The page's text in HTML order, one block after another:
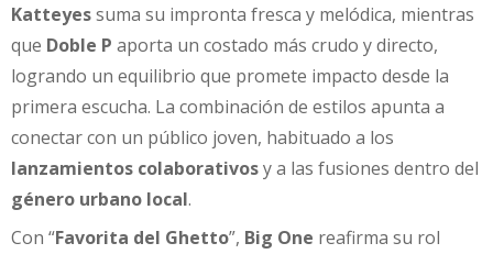
Katteyessuma su impronta fresca y melódica, mientras
que Doble P aporta un costado más crudo y directo,
logrando un equilibrio que promete impacto desde la
primera escucha. La combinación de estilos apunta a
conectar con un público joven, habituado a los
lanzamientos colaborativosy a las fusiones dentro del
género urbano local.
Con “Favorita del Ghetto”, Big One reafirma su rol